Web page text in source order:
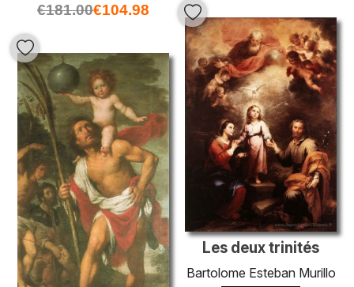
€181.00€104.98
Les deux trinités
Bartolome Esteban Murillo